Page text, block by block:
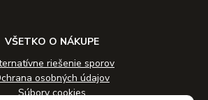
VŠETKO O NÁKUPE
riešenie sporov
osobných údajov
Súbory cookies